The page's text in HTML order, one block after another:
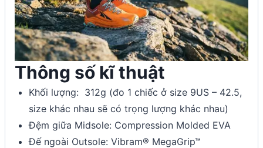
Thông số kĩ thuật
Khối lượng: 312g (đo 1 chiếc ở size 9US – 42.5,
size khác nhau sẽ có trọng lượng khác nhau)
Đệm giữa Midsole: Compression Molded EVA
Đế ngoài Outsole: Vibram® MegaGrip™